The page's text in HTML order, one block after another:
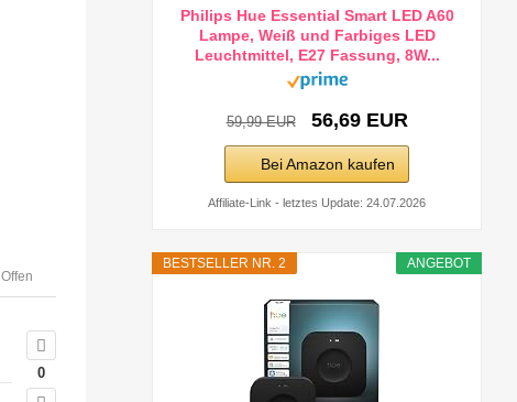
Offen
0
Philips Hue Essential Smart LED A60
Lampe, Weiß und Farbiges LED
Leuchtmittel, E27 Fassung, 8W...
59,99 EUR 56,69 EUR
Bei Amazon kaufen
Affiliate-Link - letztes Update: 24.07.2026
ANGEBOT
BESTSELLER NR. 2